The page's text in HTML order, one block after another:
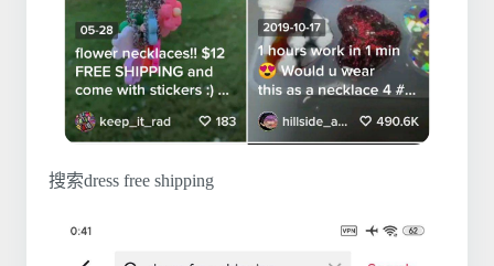
搜索dress free shipping